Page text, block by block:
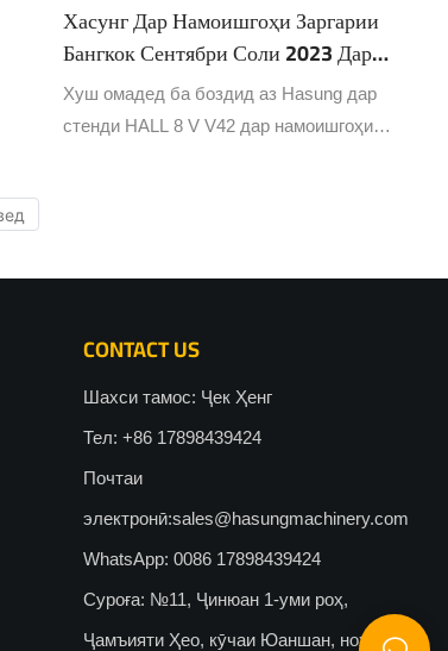
Хасунг Дар Намоишгоҳи Заргарии
Бангкок Сентябри Соли 2023 Дар
Рӯзҳои 6-10-Уми Spet Иштирок Хоҳад
Кард.
Хуш омадед ба боздид аз Hasung дар
стенди HALL 8 V V42 дар намоишгоҳи
CONTACT US
Шахси тамос: Ҷек Ҳенг
Тел: +86 17898439424
Почтаи
электронӣ:sales@hasungmachinery.com
WhatsApp: 0086 17898439424
Суроға: №11, Ҷинюан 1-уми роҳ,
Ҷамъияти Ҳео, кӯчаи Юаншан, ноҳияи